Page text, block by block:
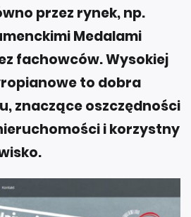
przez rynek, np.
Medalami
fachowców. Wysokiej
to dobra
znaczące oszczędności
i korzystny